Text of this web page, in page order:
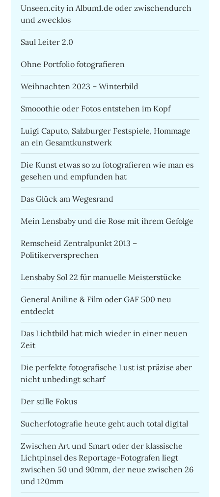
Unseen.city in Album1.de oder zwischendurch
und zwecklos
Saul Leiter 2.0
Ohne Portfolio fotografieren
Weihnachten 2023 – Winterbild
Smooothie oder Fotos entstehen im Kopf
Luigi Caputo, Salzburger Festspiele, Hommage
an ein Gesamtkunstwerk
Die Kunst etwas so zu fotografieren wie man es
gesehen und empfunden hat
Das Glück am Wegesrand
Mein Lensbaby und die Rose mit ihrem Gefolge
Remscheid Zentralpunkt 2013 –
Politikerversprechen
Lensbaby Sol 22 für manuelle Meisterstücke
General Aniline & Film oder GAF 500 neu
entdeckt
Das Lichtbild hat mich wieder in einer neuen
Zeit
Die perfekte fotografische Lust ist präzise aber
nicht unbedingt scharf
Der stille Fokus
Sucherfotografie heute geht auch total digital
Zwischen Art und Smart oder der klassische
Lichtpinsel des Reportage-Fotografen liegt
zwischen 50 und 90mm, der neue zwischen 26
und 120mm